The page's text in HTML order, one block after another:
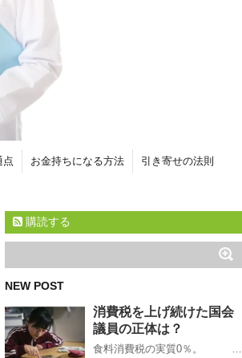
点 お金持ちになる方法
引き寄せの法則
購読する
NEW POST
消費税を上げ続けた国会
議員の正体は？
食料消費税の実質0％。 …